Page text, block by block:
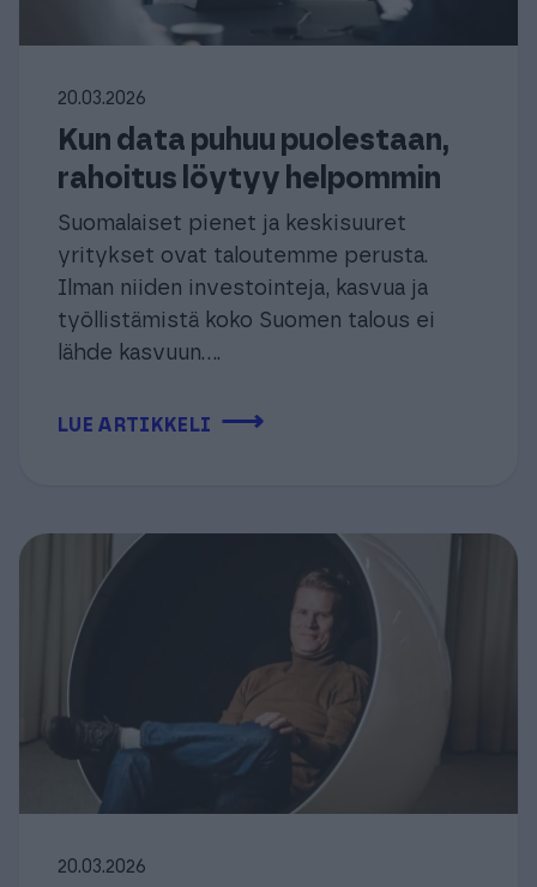
20.03.2026
Kun data puhuu puolestaan,
rahoitus löytyy helpommin
Suomalaiset pienet ja keskisuuret
yritykset ovat taloutemme perusta.
Ilman niiden investointeja, kasvua ja
työllistämistä koko Suomen talous ei
lähde kasvuun....
LUE ARTIKKELI ⟶
20.03.2026